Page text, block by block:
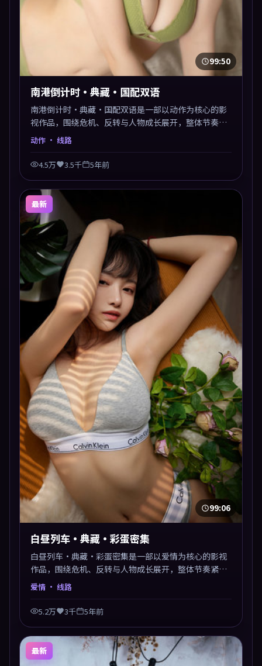
99:50
南港倒计时·典藏·国配双语
南港倒计时·典藏·国配双语是一部以动作为核心的影
视作品，围绕危机、反转与人物成长展开，整体节奏紧
凑，值得推荐观看。
动作 · 线路
4.5万 3.5千 5年前
最新
99:06
白昼列车·典藏·彩蛋密集
白昼列车·典藏·彩蛋密集是一部以爱情为核心的影视
作品，围绕危机、反转与人物成长展开，整体节奏紧
凑，值得推荐观看。
爱情 · 线路
5.2万 3千 5年前
最新